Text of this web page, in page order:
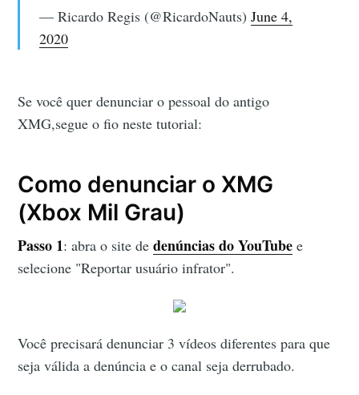
— Ricardo Regis (@RicardoNauts) June 4,
2020
Se você quer denunciar o pessoal do antigo
XMG,segue o fio neste tutorial:
Como denunciar o XMG
(Xbox Mil Grau)
Passo 1: abra o site dedenúncias do YouTube e
selecione "Reportar usuário infrator".
Você precisará denunciar 3 vídeos diferentes para que
seja válida a denúncia e o canal seja derrubado.